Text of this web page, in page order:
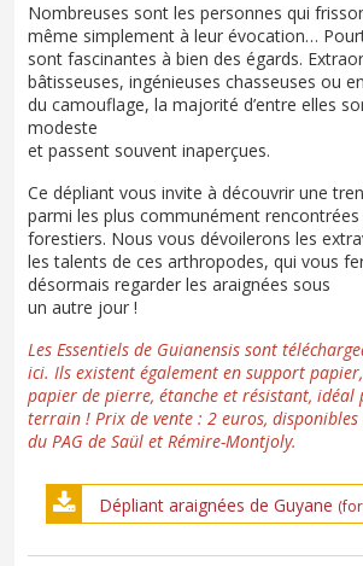
Nombreuses sont les personnes qui
même simplement à leur évocation…
sont fascinantes à bien des égards.
bâtisseuses, ingénieuses chasseuses ou
du camouflage, la majorité d’entre elles
modeste
et passent souvent inaperçues.
Ce dépliant vous invite à découvrir une
parmi les plus communément rencontrées
forestiers. Nous vous dévoilerons les
les talents de ces arthropodes, qui vous
désormais regarder les araignées sous
un autre jour !
Les Essentiels de Guianensis sont
ici. Ils existent également en support
papier de pierre, étanche et résistant, idéal
terrain ! Prix de vente : 2 euros, disponibles
du PAG de Saül et Rémire-Montjoly.
Dépliant araignées de Guyane